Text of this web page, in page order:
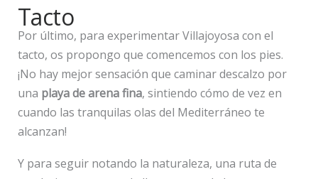
Tacto
Por último, para experimentar Villajoyosa con el
tacto, os propongo que comencemos con los pies.
¡No hay mejor sensación que caminar descalzo por
una playa de arena fina, sintiendo cómo de vez en
cuando las tranquilas olas del Mediterráneo te
alcanzan!
Y para seguir notando la naturaleza, una ruta de